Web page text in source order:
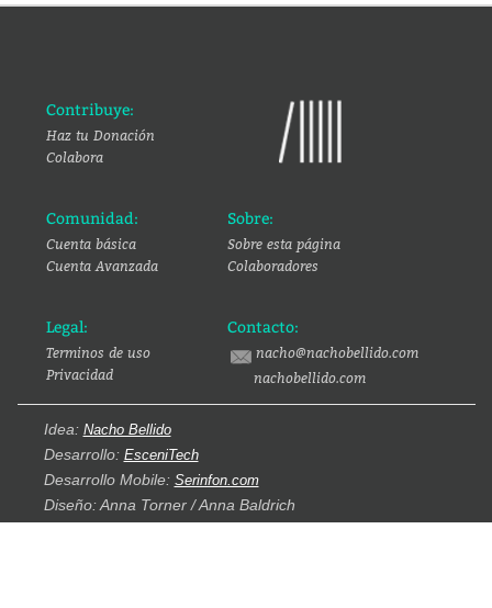
Contribuye:
Haz tu Donación
Colabora
Comunidad:
Cuenta básica
Cuenta Avanzada
Sobre:
Sobre esta página
Colaboradores
Legal:
Terminos de uso
Privacidad
Contacto:
nacho@nachobellido.com
nachobellido.com
Idea: Nacho Bellido
Desarrollo: EsceniTech
Desarrollo Mobile: Serinfon.com
Diseño: Anna Torner / Anna Baldrich